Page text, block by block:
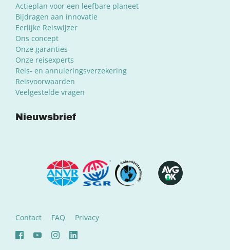
Actieplan voor een leefbare planeet
Bijdragen aan innovatie
Eerlijke Reiswijzer
Ons concept
Onze garanties
Onze reisexperts
Reis- en annuleringsverzekering
Reisvoorwaarden
Veelgestelde vragen
Nieuwsbrief
Contact FAQ Privacy